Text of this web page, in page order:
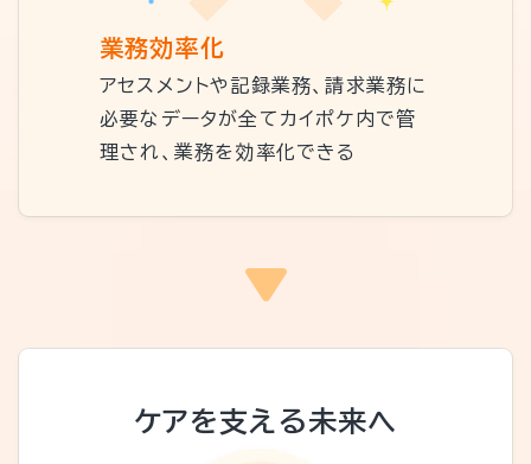
業務効率化
アセスメントや記録業務、請求業務に
必要なデータが全てカイポケ内で管
理され、業務を効率化できる
ケアを支える未来へ